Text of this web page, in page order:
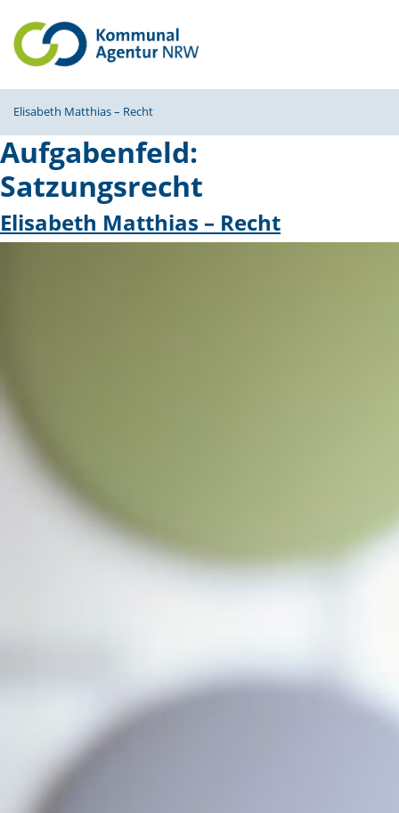
Elisabeth Matthias – Recht
Aufgabenfeld:
Satzungsrecht
Elisabeth Matthias – Recht